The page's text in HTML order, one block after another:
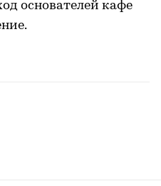
основателей кафе